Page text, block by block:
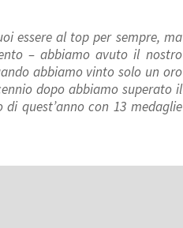
essere al top per sempre, ma
– abbiamo avuto il nostro
abbiamo vinto solo un oro
dopo abbiamo superato il
quest’anno con 13 medaglie